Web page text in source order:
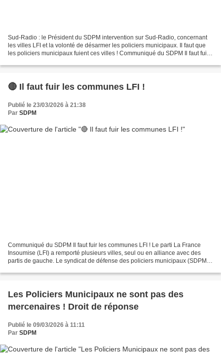
Sud-Radio : le Président du SDPM intervention sur Sud-Radio, concernant
les villes LFI et la volonté de désarmer les policiers municipaux. Il faut que
les policiers municipaux fuient ces villes ! Communiqué du SDPM Il faut fuir
🔴 Il faut fuir les communes LFI !
Publié le 23/03/2026 à 21:38
Par SDPM
Communiqué du SDPM Il faut fuir les communes LFI ! Le parti La France
Insoumise (LFI) a remporté plusieurs villes, seul ou en alliance avec des
partis de gauche. Le syndicat de défense des policiers municipaux (SDPM)
Les Policiers Municipaux ne sont pas des
mercenaires ! Droit de réponse
Publié le 09/03/2026 à 11:11
Par SDPM